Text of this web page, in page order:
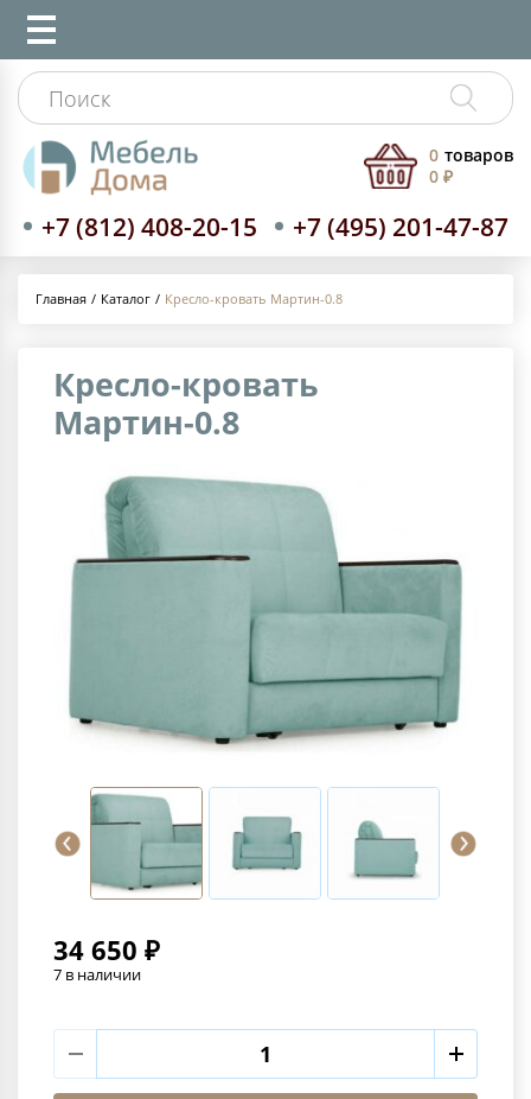
+7 (812) 408-20-15 +7 (495) 201-47-87
0 товаров
0 ₽
Главная Каталог Кресло-кровать Мартин-0.8
Кресло-кровать
Мартин-0.8
34 650 ₽
7 в наличии